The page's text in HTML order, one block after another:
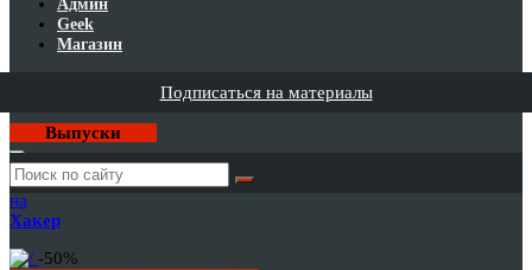
Админ
Geek
Магазин
Подписаться на материалы
Выпуски
Годовая
подписка
на
Хакер
-50%